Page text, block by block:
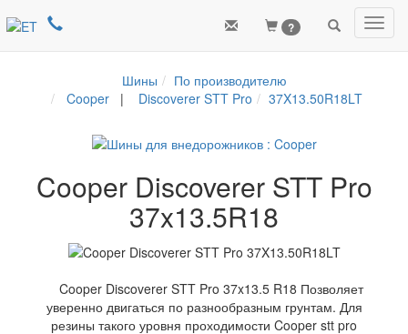
?
Шины
По производителю
Cooper| Discoverer STT Pro 37X13.50R18LT
Cooper Discoverer STT Pro
37x13.5R18
Cooper Discoverer STT Pro 37x13.5 R18 Позволяет
уверенно двигаться по разнообразным грунтам. Для
резины такого уровня проходимости Cooper stt pro